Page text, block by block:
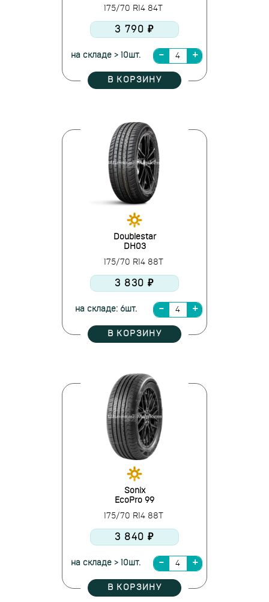
175/70 R14 84T
3 790 ₽
на складе > 10шт.
В КОРЗИНУ
Doublestar
DH03
175/70 R14 88T
3 830 ₽
на складе: 6шт.
В КОРЗИНУ
Sonix
EcoPro 99
175/70 R14 88T
3 840 ₽
на складе > 10шт.
В КОРЗИНУ